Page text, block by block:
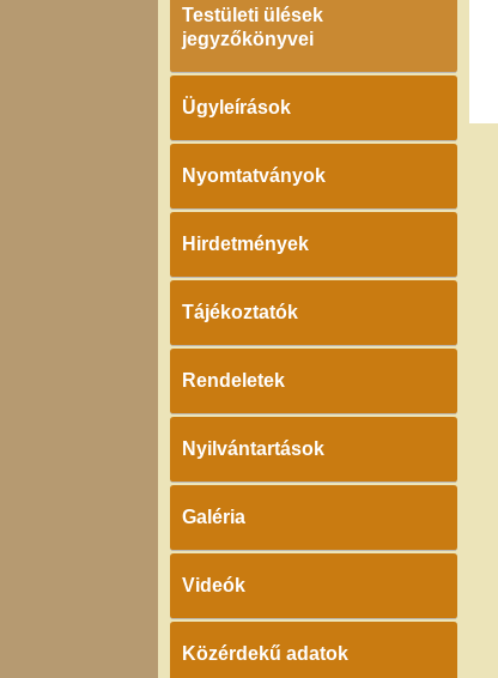
Testületi ülések
jegyzőkönyvei
Ügyleírások
Nyomtatványok
Hirdetmények
Tájékoztatók
Rendeletek
Nyilvántartások
Galéria
Videók
Közérdekű adatok